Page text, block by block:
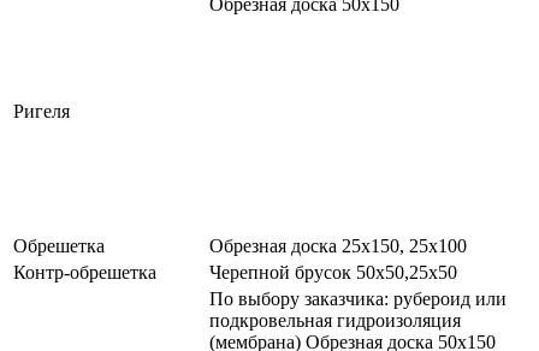
Ригеля
Обрешетка
Обрезная доска 25х150, 25х100
Контр-обрешетка
Черепной брусок 50х50,25х50
По выбору заказчика: рубероид или
подкровельная гидроизоляция
(мембрана) Обрезная доска 50х150